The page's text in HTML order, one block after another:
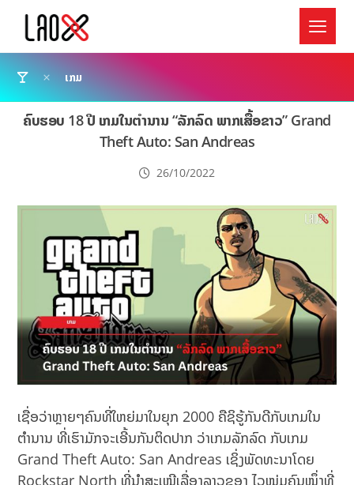
ເກມ
ຄົບຮອບ 18 ປີ ເກມໃນຕຳນານ “ລັກລົດ ພາກເສື້ອຂາວ” Grand
Theft Auto: San Andreas
26/10/2022
ເຊື່ອວ່າຫຼາຍໆຄົນທີ່ໃຫຍ່ມາໃນຍຸກ 2000 ຄືຊິຮູ້ກັນດີກັບເກມໃນ
ຕຳນານ ທີ່ເຮົາມັກຈະເອີ້ນກັນຕິດປາກ ວ່າເກມລັກລົດ ກັບເກມ
Grand Theft Auto: San Andreas ເຊິ່ງພັດທະນາໂດຍ
Rockstar North ທີ່ນໍາສະເໜີເລື່ອງລາວຂອງ ໄວໜຸ່ມຄົນໜຶ່ງທີ່